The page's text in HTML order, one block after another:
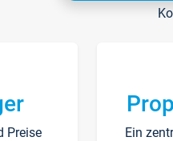
Preise
Ein